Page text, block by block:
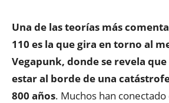
Una de las teorías más
110 es la que gira en torno al
Vegapunk, donde se revela
estar al borde de una
800 años. Muchos han